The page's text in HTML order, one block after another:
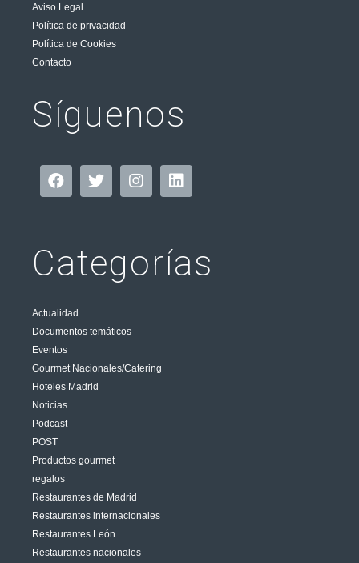
Aviso Legal
Política de privacidad
Política de Cookies
Contacto
Síguenos
Categorías
Actualidad
Documentos temáticos
Eventos
Gourmet Nacionales/Catering
Hoteles Madrid
Noticias
Podcast
POST
Productos gourmet
regalos
Restaurantes de Madrid
Restaurantes internacionales
Restaurantes León
Restaurantes nacionales